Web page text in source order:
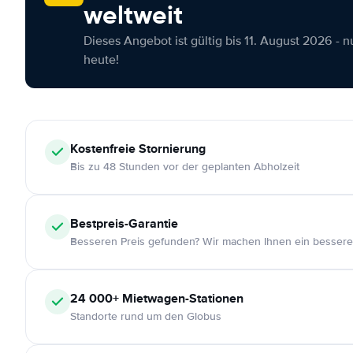
weltweit
Dieses Angebot ist gültig bis 11. August 2026 -
heute!
KostenfreieStornierung
Bis zu 48 Stunden vor der geplanten Abholzeit
Bestpreis-Garantie
Besseren Preis gefunden? Wir machen Ihnen ein
24 000+ Mietwagen-Stationen
Standorte rund um den Globus